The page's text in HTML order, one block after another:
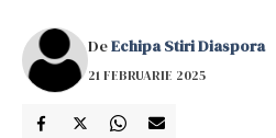
DeEchipa Stiri Diaspora
21 FEBRUARIE 2025